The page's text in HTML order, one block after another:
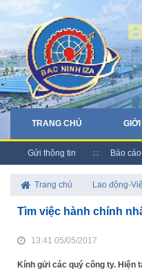
TRANG CHỦ
Gửi thông tin Báo
Trang chủ Lao động-
Tìm việc hành chính
13:41 05/05/2017
Kính gửi các quý công ty. Hiện